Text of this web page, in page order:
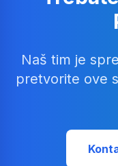
Naš tim je
pretvorite ove